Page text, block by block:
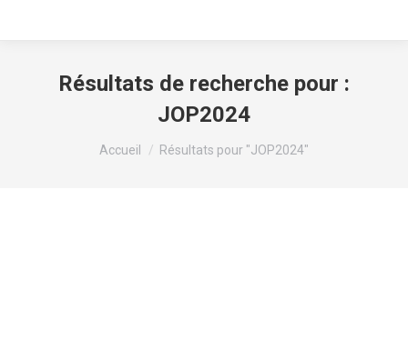
Résultats de recherche pour :
JOP2024
Vous êtes ici :
Accueil Résultats pour "JOP2024"